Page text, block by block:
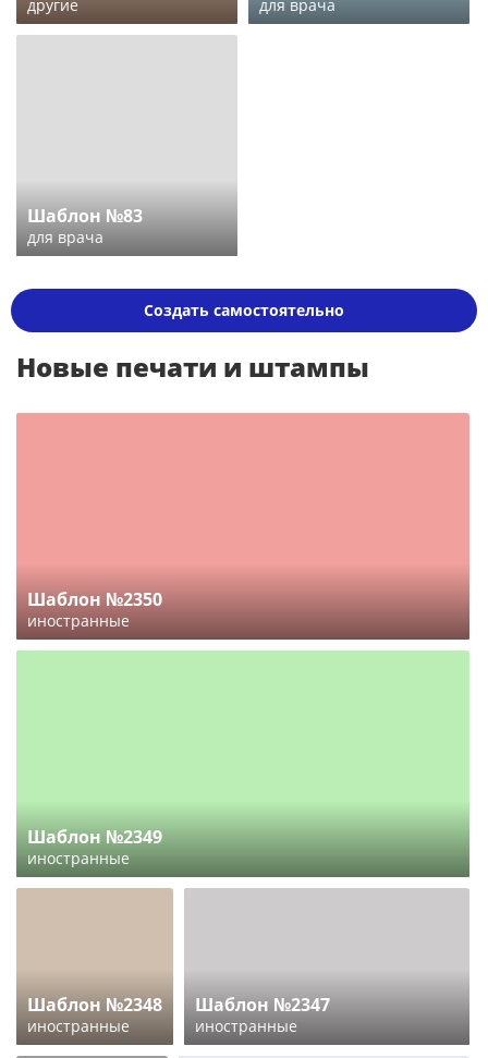
другие для врача
Шаблон №83
для врача
Создать самостоятельно
Новые печати и штампы
Шаблон №2350
иностранные
Шаблон №2349
иностранные
Шаблон №2348
иностранные
Шаблон №2347
иностранные